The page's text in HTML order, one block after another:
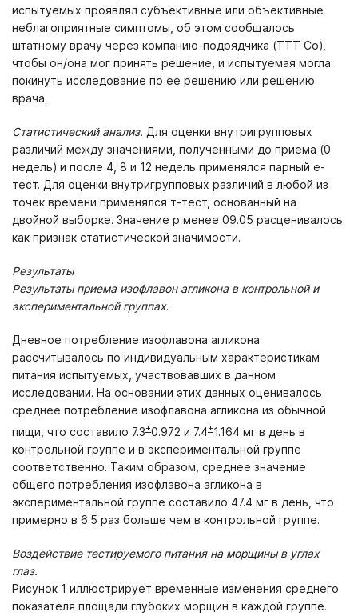
испытуемых проявлял субъективные или объективные
неблагоприятные симптомы, об этом сообщалось
штатному врачу через компанию-подрядчика (ТТТ Со),
чтобы он/она мог принять решение, и испытуемая могла
покинуть исследование по ее решению или решению
врача.
Статистический анализ. Для оценки внутригрупповых
различий между значениями, полученными до приема (0
недель) и после 4, 8 и 12 недель применялся парный е-
тест. Для оценки внутригрупповых различий в любой из
точек времени применялся т-тест, основанный на
двойной выборке. Значение р менее 09.05 расценивалось
как признак статистической значимости.
Результаты
Результаты приема изофлавон агликона в контрольной и
экспериментальной группах.
Дневное потребление изофлавона агликона
рассчитывалось по индивидуальным характеристикам
питания испытуемых, участвовавших в данном
исследовании. На основании этих данных оценивалось
среднее потребление изофлавона агликона из обычной
пищи, что составило 7.3+0.972 и 7.4+1.164 мг в день в
контрольной группе и в экспериментальной группе
соответственно. Таким образом, среднее значение
общего потребления изофлавона агликона в
экспериментальной группе составило 47.4 мг в день, что
примерно в 6.5 раз больше чем в контрольной группе.
Воздействие тестируемого питания на морщины в углах
глаз.
Рисунок 1 иллюстрирует временные изменения среднего
показателя площади глубоких морщин в каждой группе.